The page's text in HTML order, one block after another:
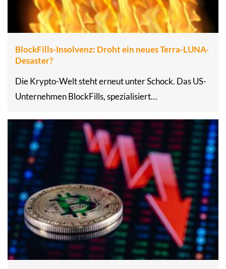
BlockFills-Insolvenz: Droht ein neues Terra-LUNA-
Desaster?
Die Krypto-Welt steht erneut unter Schock. Das US-
Unternehmen BlockFills, spezialisiert…